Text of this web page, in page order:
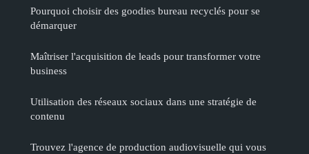
Pourquoi choisir des goodies bureau recyclés pour se
démarquer
Maîtriser l'acquisition de leads pour transformer votre
business
Utilisation des réseaux sociaux dans une stratégie de
contenu
Trouvez l'agence de production audiovisuelle qui vous